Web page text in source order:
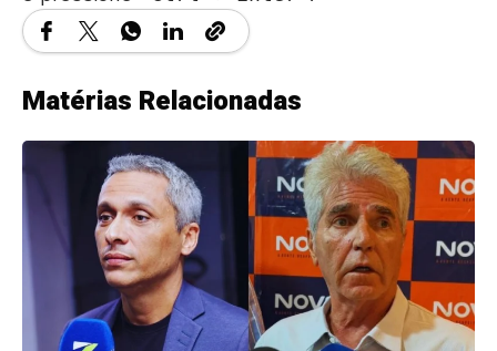
Matérias Relacionadas